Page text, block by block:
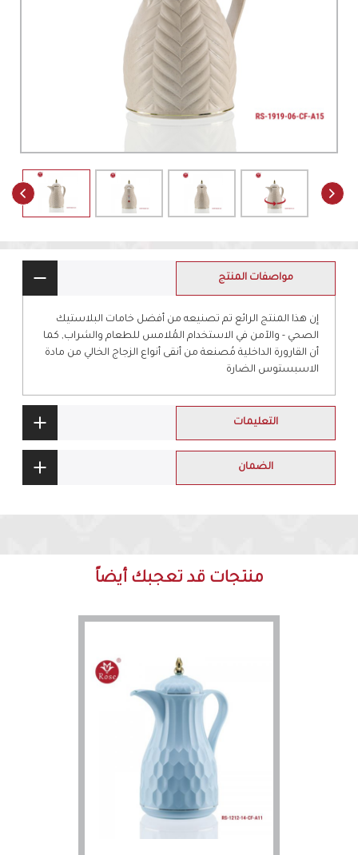
مواصفات المنتج
إن هذا المنتج الرائع تم تصنيعه من أفضل خامات البلاستيك
الصحي - والآمن في الاستخدام المُلامس للطعام والشراب, كما
أن القارورة الداخلية مُصنعة من أنقى أنواع الزجاج الخالي من مادة
الاسبستوس الضارة
التعليمات
الضمان
منتجات قد تعجبك أيضاً